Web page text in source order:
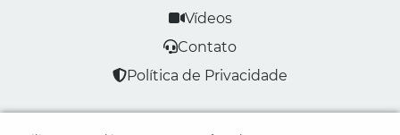
Vídeos
Contato
Política de Privacidade